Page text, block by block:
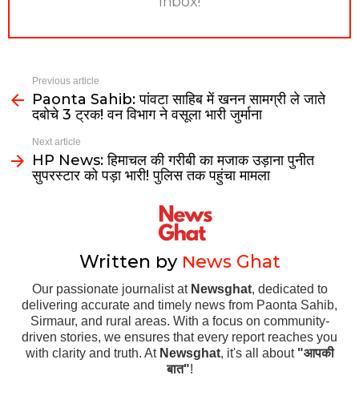
Previous article
Paonta Sahib: पांवटा साहिब में खनन सामग्री ले जाते
दबोचे 3 ट्रक! वन विभाग ने वसूला भारी जुर्माना
Next article
HP News: हिमाचल की गरीबी का मजाक उड़ाना पुनीत
सुपरस्टार को पड़ा भारी! पुलिस तक पहुंचा मामला
Written by News Ghat
Our passionate journalist at Newsghat, dedicated to
delivering accurate and timely news from Paonta Sahib,
Sirmaur, and rural areas. With a focus on community-
driven stories, we ensures that every report reaches you
with clarity and truth. At Newsghat, it's all about "आपकी
बात"!